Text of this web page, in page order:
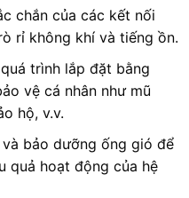
chắn của các kết nối
rỉ không khí và tiếng ồn.
trình lắp đặt bằng
vệ cá nhân như mũ
hộ, v.v.
bảo dưỡng ống gió để
quả hoạt động của hệ